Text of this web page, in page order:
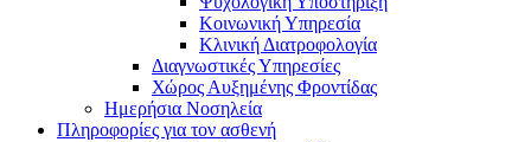
Κοινωνική Υπηρεσία
Κλινική Διατροφολογία
Διαγνωστικές Υπηρεσίες
Χώρος Αυξημένης Φροντίδας
Ημερήσια Νοσηλεία
Πληροφορίες για τον ασθενή